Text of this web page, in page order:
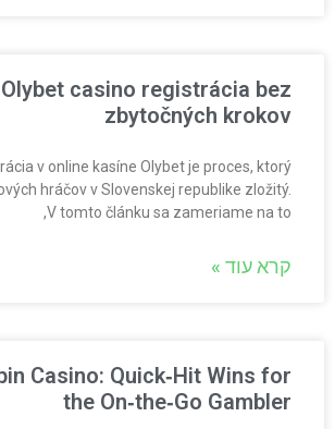
Olybet casino registrácia bez
zbytočných krokov
v online kasíne Olybet je proces, ktorý
hráčov v Slovenskej republike zložitý.
V tomto článku sa zameriame na to,
קרא עוד »
Casino: Quick‑Hit Wins for
the On‑the‑Go Gambler